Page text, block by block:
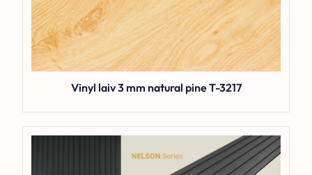
Vinyl laiv 3 mm natural pine T-3217